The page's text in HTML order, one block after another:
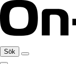
Sök